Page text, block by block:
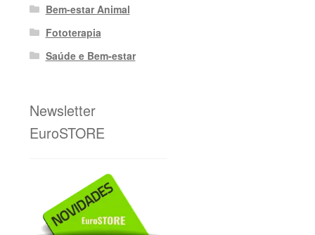
Bem-estar Animal
Fototerapia
Saúde e Bem-estar
Newsletter
EuroSTORE